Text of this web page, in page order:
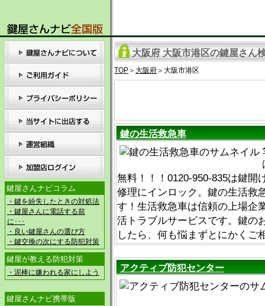
鍵屋さんナビコラム
・鍵を紛失したときの対処法
・鍵屋さんに電話する前
に･･･
・良い鍵屋さんの選び方
・鍵交換の次にする防犯対策
鍵屋が教える防犯対策
・泥棒に嫌われる家にしよう
鍵屋さんナビ携帯版
大阪府 大阪市港区の鍵屋さん
TOP ＞ 大阪府 ＞大阪市港区
鍵の生活救急車
無料！！！0120-950-835は鍵開
修理にインロック。鍵の生活救
す！生活救急車は信頼の上場企
活トラブルサービスです。鍵の
したら、何も悩まずとにかくご
アクティブ防犯センター